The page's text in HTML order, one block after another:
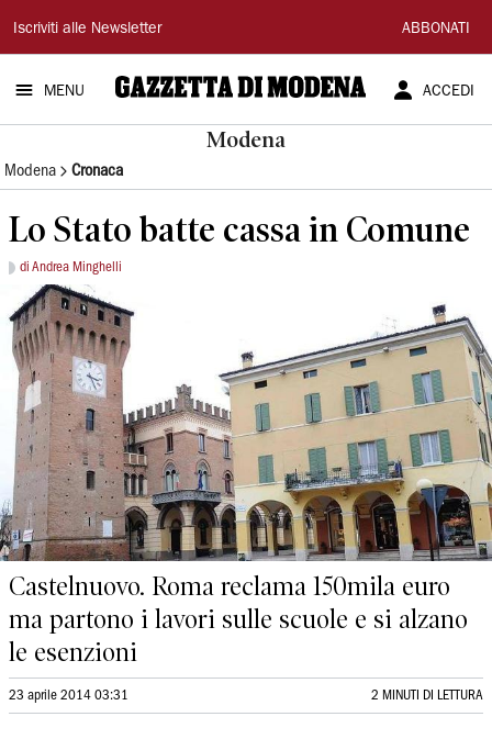
Gazzetta
di
Modena
Iscriviti alle Newsletter ABBONATI
MENU ACCEDI
Modena
Modena Cronaca
Lo Stato batte cassa in Comune
di Andrea Minghelli
Castelnuovo. Roma reclama 150mila euro
ma partono i lavori sulle scuole e si alzano
le esenzioni
23 aprile 2014 03:31 2 MINUTI DI LETTURA